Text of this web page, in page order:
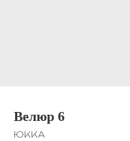
Велюр 6
ЮККА